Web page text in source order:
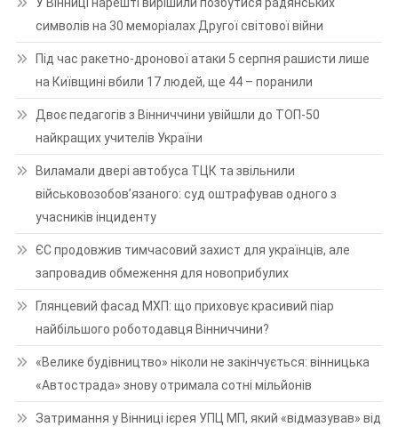
У Вінниці нарешті вирішили позбутися радянських
символів на 30 меморіалах Другої світової війни
Під час ракетно-дронової атаки 5 серпня рашисти лише
на Київщині вбили 17 людей, ще 44 – поранили
Двоє педагогів з Вінниччини увійшли до ТОП-50
найкращих учителів України
Виламали двері автобуса ТЦК та звільнили
військовозобов’язаного: суд оштрафував одного з
учасників інциденту
ЄС продовжив тимчасовий захист для українців, але
запровадив обмеження для новоприбулих
Глянцевий фасад МХП: що приховує красивий піар
найбільшого роботодавця Вінниччини?
«Велике будівництво» ніколи не закінчується: вінницька
«Автострада» знову отримала сотні мільйонів
Затримання у Вінниці ієрея УПЦ МП, який «відмазував» від